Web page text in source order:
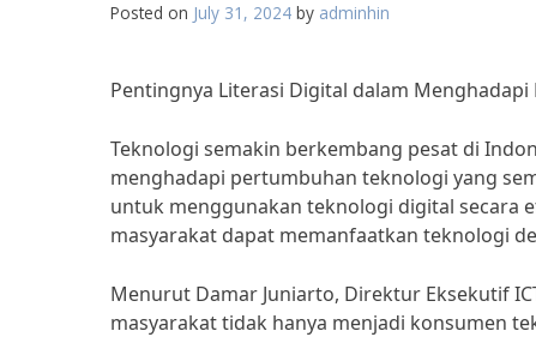
Posted on July 31, 2024 by adminhin
Pentingnya Literasi Digital dalam
Teknologi semakin berkembang pesat di
menghadapi pertumbuhan teknologi yang
untuk menggunakan teknologi digital secara
masyarakat dapat memanfaatkan teknologi
Menurut Damar Juniarto, Direktur Eksekutif
masyarakat tidak hanya menjadi konsumen